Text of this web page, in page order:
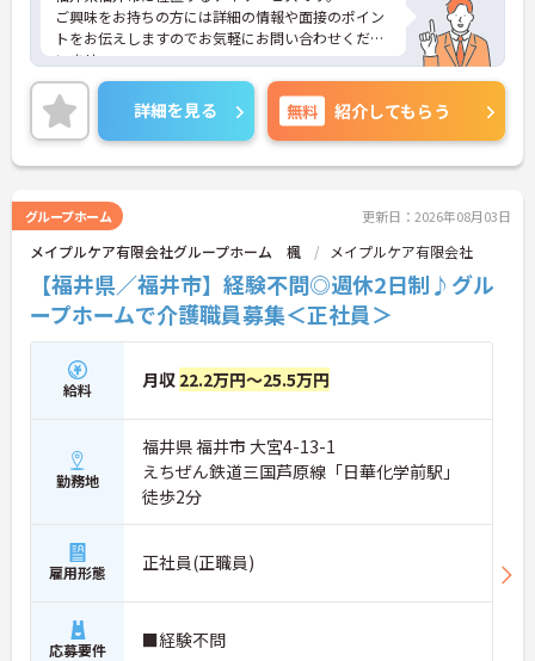
ご興味をお持ちの方には詳細の情報や面接のポイン
トをお伝えしますのでお気軽にお問い合わせくださ
いませ。
詳細を見る 無料 紹介してもらう
グループホーム 更新日：2026年08月03日
メイプルケア有限会社グループホーム 楓 メイプルケア有限会社
【福井県／福井市】経験不問◎週休2日制♪グル
ープホームで介護職員募集＜正社員＞
給料 月収 22.2万円～25.5万円
勤務地
福井県 福井市 大宮4-13-1
えちぜん鉄道三国芦原線「日華化学前駅」
徒歩2分
雇用形態 正社員(正職員)
応募要件 ■経験不問